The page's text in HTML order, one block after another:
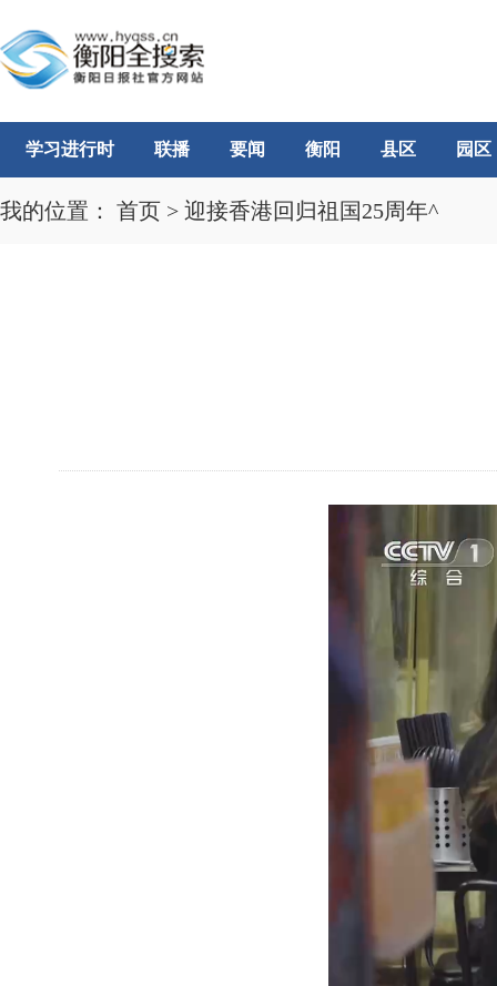
学习进行时 联播 要闻 衡阳 县区 园区
我的位置： 首页 > 迎接香港回归祖国25周年^